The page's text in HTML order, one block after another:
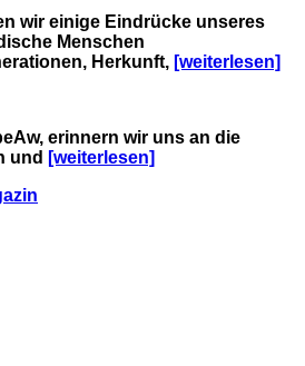
wir einige Eindrücke unseres
Menschen
Herkunft, [weiterlesen]
erinnern wir uns an die
und [weiterlesen]